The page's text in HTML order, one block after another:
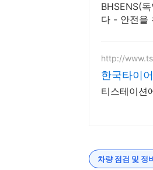
BHSENS(
다 - 안전을
http://
한국타이
티스테이션
차량 점검 및 정